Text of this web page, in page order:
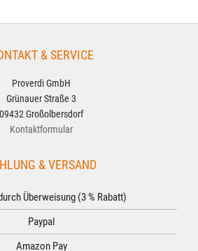
& SERVICE
Proverdi GmbH
Grünauer Straße 3
09432 Großolbersdorf
Kontaktformular
& VERSAND
Überweisung (3 % Rabatt)
Paypal
Amazon Pay